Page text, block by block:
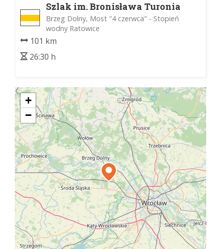
Szlak im. Bronisława Turonia
Brzeg Dolny, Most "4 czerwca" - Stopień
wodny Ratowice
101 km
26:30 h
+
−